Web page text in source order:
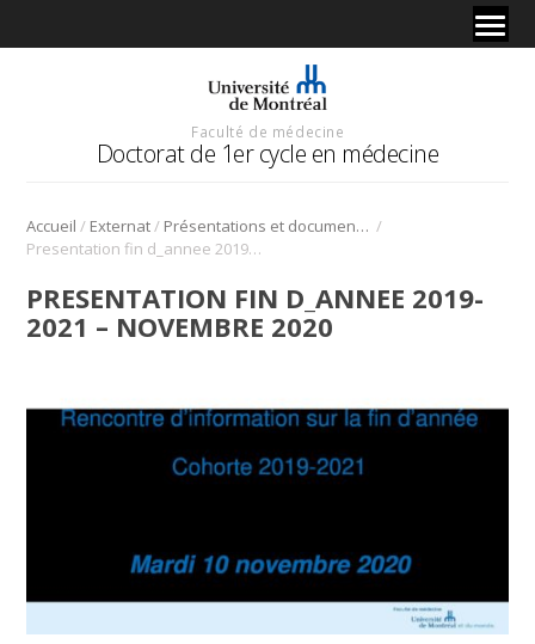
Faculté de médecine
Doctorat de 1er cycle en médecine
Accueil / Externat/ Présentations et documents de référence /
Presentation fin d_annee 2019-2021 – novembre 2020
PRESENTATION FIN D_ANNEE 2019-
2021 – NOVEMBRE 2020